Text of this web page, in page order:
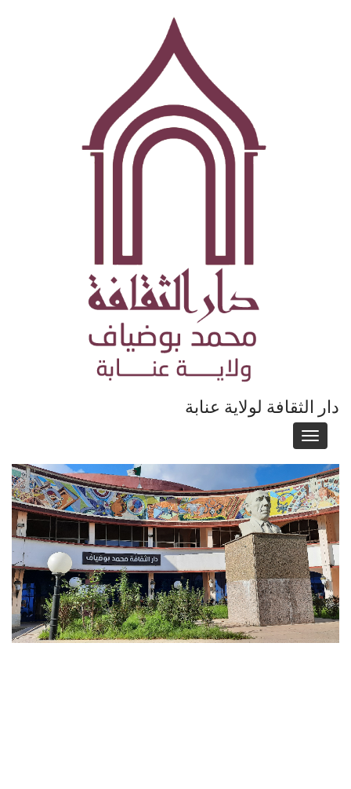
دار الثقافة لولاية عنابة
Toggle